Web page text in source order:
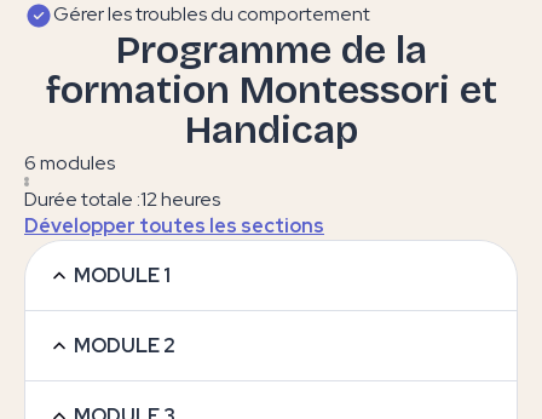
Gérer les troubles du comportement
Programme de la
formation Montessori et
Handicap
6 modules
Durée totale :12 heures
Développer toutes les sections
MODULE 1
MODULE 2